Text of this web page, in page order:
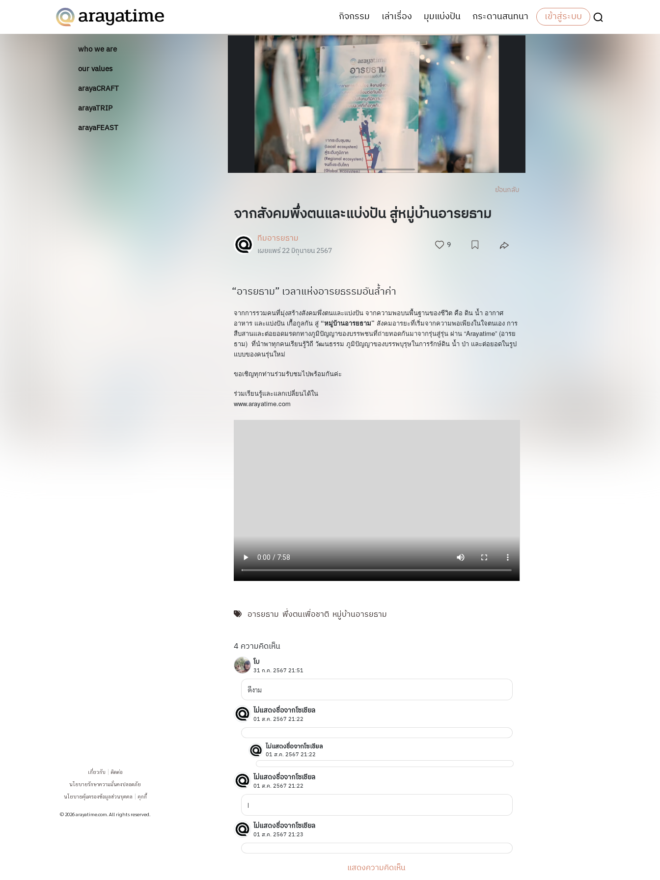
กิจกรรม เล่าเรื่อง มุมแบ่งปัน กระดานสนทนา เข้าสู่ระบบ
who we are
our values
arayaCRAFT
arayaTRIP
arayaFEAST
เกี่ยวกับ
ติดต่อ
นโยบายรักษาความมั่นคงปลอดภัย
นโยบายคุ้มครองข้อมูลส่วนบุคคล
คุกกี้
© 2026 arayatime.com. All rights reserved.
ย้อนกลับ
จากสังคมพึ่งตนและแบ่งปัน สู่หมู่บ้านอารยธาม
ทีมอารยธาม
เผยแพร่ 22 มิถุนายน 2567
9
“อารยธาม” เวลาแห่งอารยธรรมอันล้ำค่า
จากการรวมคนที่มุ่งสร้างสังคมพึ่งตนและแบ่งปัน จากความพอบนพื้นฐานของชีวิต คือ ดิน น้ำ อากาศ
อาหาร และแบ่งปัน เกื้อกูลกัน สู่ “หมู่บ้านอารยธาม” สังคมอารยะที่เริ่มจากความพอเพียงในใจตนเอง การ
สืบสานและต่อยอดมรดกทางภูมิปัญญาของบรรพชนที่ถ่ายทอดกันมาจากรุ่นสู่รุ่น ผ่าน“Arayatime” (อารย
ธาม) ที่นำพาทุกคนเรียนรู้วิถี วัฒนธรรม ภูมิปัญญาของบรรพบุรุษในการรักษ์ดิน น้ำ ป่า และต่อยอดในรูป
แบบของคนรุ่นใหม่
ขอเชิญทุกท่านร่วมรับชมไปพร้อมกันค่ะ
ร่วมเรียนรู้และแลกเปลี่ยนได้ใน
www.arayatime.com
อารยธาม พึ่งตนเพื่อชาติ หมู่บ้านอารยธาม
4 ความคิดเห็น
โบ
31 ก.ค. 2567 21:51
ดีงาม
ไม่แสดงชื่อจากโซเชียล
01 ส.ค. 2567 21:22
ไม่แสดงชื่อจากโซเชียล
01 ส.ค. 2567 21:22
ไม่แสดงชื่อจากโซเชียล
01 ส.ค. 2567 21:22
I
ไม่แสดงชื่อจากโซเชียล
01 ส.ค. 2567 21:23
แสดงความคิดเห็น